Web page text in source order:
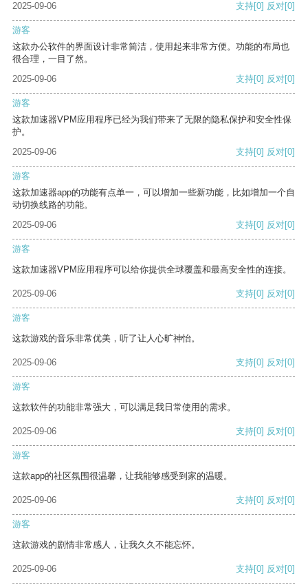
2025-09-06 支持[0] 反对[0]
游客
这款办公软件的界面设计非常简洁，使用起来非常方便。功能的布局也
很合理，一目了然。
2025-09-06
支持[0] 反对[0]
游客
这款加速器VPM应用程序已经为我们带来了无限的隐私保护和安全性保
护。
2025-09-06
支持[0] 反对[0]
游客
这款加速器app的功能有点单一，可以增加一些新功能，比如增加一个自
动切换线路的功能。
2025-09-06
支持[0] 反对[0]
游客
这款加速器VPM应用程序可以给你提供全球覆盖和最高安全性的连接。
2025-09-06 支持[0] 反对[0]
游客
这款游戏的音乐非常优美，听了让人心旷神怡。
2025-09-06 支持[0] 反对[0]
游客
这款软件的功能非常强大，可以满足我日常使用的需求。
2025-09-06 支持[0] 反对[0]
游客
这款app的社区氛围很温馨，让我能够感受到家的温暖。
2025-09-06 支持[0] 反对[0]
游客
这款游戏的剧情非常感人，让我久久不能忘怀。
2025-09-06 支持[0] 反对[0]